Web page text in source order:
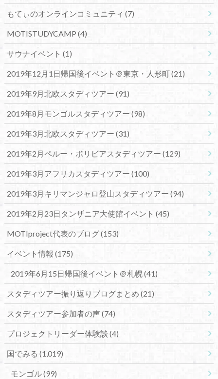
もてぃのオンラインコミュニティ (7)
MOTISTUDYCAMP (4)
サウナイベント (1)
2019年12月1日帰国後イベント＠東京・人形町(21)
2019年9月北欧スタディツアー (91)
2019年8月モンゴルスタディツアー (98)
2019年3月北欧スタディツアー (31)
2019年2月ペルー・ボリビアスタディツアー (129)
2019年3月アフリカスタディツアー (100)
2019年3月キリマンジャロ登山スタディツアー (94)
2019年2月23日タンザニア大使館イベント (45)
MOTIproject代表のブログ(153)
イベント情報 (175)
2019年6月15日帰国後イベント＠札幌(41)
スタディツアー振り返りブログまとめ (21)
スタディツアー参加者の声(74)
プロジェクトリーダー体験談 (4)
国でみる (1,019)
モンゴル(99)